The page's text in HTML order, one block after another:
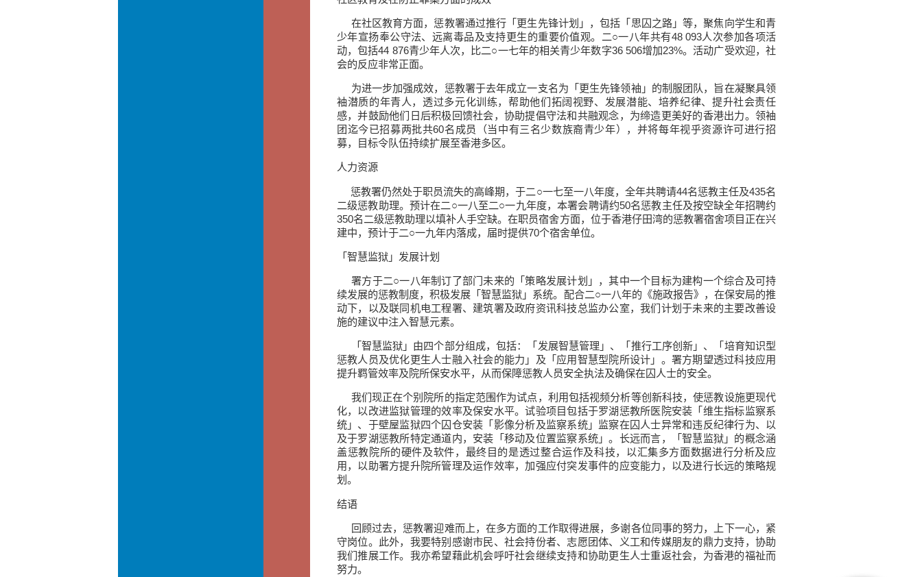
在社区教育方面，惩教署通过推行「更生先锋计划」，包括「思囚之路」等，聚焦向学生和青
少年宣扬奉公守法、远离毒品及支持更生的重要价值观。二○一八年共有48 093人次参加各项活
动，包括44 876青少年人次，比二○一七年的相关青少年数字36 506增加23%。活动广受欢迎，社
会的反应非常正面。
为进一步加强成效，惩教署于去年成立一支名为「更生先锋领袖」的制服团队，旨在凝聚具领
袖潜质的年青人，透过多元化训练，帮助他们拓阔视野、发展潜能、培养纪律、提升社会责任
感，并鼓励他们日后积极回馈社会，协助提倡守法和共融观念，为缔造更美好的香港出力。领袖
团迄今已招募两批共60名成员（当中有三名少数族裔青少年），并将每年视乎资源许可进行招
募，目标令队伍持续扩展至香港多区。
人力资源
惩教署仍然处于职员流失的高峰期，于二○一七至一八年度，全年共聘请44名惩教主任及435名
二级惩教助理。预计在二○一八至二○一九年度，本署会聘请约50名惩教主任及按空缺全年招聘约
350名二级惩教助理以填补人手空缺。在职员宿舍方面，位于香港仔田湾的惩教署宿舍项目正在兴
建中，预计于二○一九年内落成，届时提供70个宿舍单位。
「智慧监狱」发展计划
署方于二○一八年制订了部门未来的「策略发展计划」，其中一个目标为建构一个综合及可持
续发展的惩教制度，积极发展「智慧监狱」系统。配合二○一八年的《施政报告》，在保安局的推
动下，以及联同机电工程署、建筑署及政府资讯科技总监办公室，我们计划于未来的主要改善设
施的建议中注入智慧元素。
「智慧监狱」由四个部分组成，包括：「发展智慧管理」、「推行工序创新」、「培育知识型
惩教人员及优化更生人士融入社会的能力」及「应用智慧型院所设计」。署方期望透过科技应用
提升羁管效率及院所保安水平，从而保障惩教人员安全执法及确保在囚人士的安全。
我们现正在个别院所的指定范围作为试点，利用包括视频分析等创新科技，使惩教设施更现代
化，以改进监狱管理的效率及保安水平。试验项目包括于罗湖惩教所医院安装「维生指标监察系
统」、于壁屋监狱四个囚仓安装「影像分析及监察系统」监察在囚人士异常和违反纪律行为、以
及于罗湖惩教所特定通道内，安装「移动及位置监察系统」。长远而言，「智慧监狱」的概念涵
盖惩教院所的硬件及软件，最终目的是透过整合运作及科技，以汇集多方面数据进行分析及应
用，以助署方提升院所管理及运作效率，加强应付突发事件的应变能力，以及进行长远的策略规
划。
结语
回顾过去，惩教署迎难而上，在多方面的工作取得进展，多谢各位同事的努力，上下一心，紧
守岗位。此外，我要特别感谢市民、社会持份者、志愿团体、义工和传媒朋友的鼎力支持，协助
我们推展工作。我亦希望藉此机会呼吁社会继续支持和协助更生人士重返社会，为香港的福祉而
努力。